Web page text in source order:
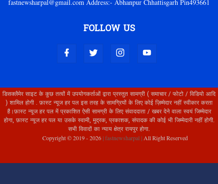
fastnewsharpal@gmail.com Address:- Abhanpur Chhattisgarh Pin493661
FOLLOW US
डिसक्लैमेर साइट के कुछ तत्वों में उपयोगकर्ताओं द्वारा प्रस्तुत सामग्री ( समाचार / फोटो / विडियो आदि
) शामिल होगी . फ़ास्ट न्यूज हर पल इस तरह के सामग्रियों के लिए कोई ज़िम्मेदार नहीं स्वीकार करता
है।फ़ास्ट न्यूज हर पल में प्रकाशित ऐसी सामग्री के लिए संवाददाता / खबर देने वाला स्वयं जिम्मेदार
होगा, फ़ास्ट न्यूज हर पल या उसके स्वामी, मुद्रक, प्रकाशक, संपादक की कोई भी जिम्मेदारी नहीं होगी.
सभी विवादों का न्याय क्षेत्र रायपुर होगा.
Copyright © 2019 -2026| fastnewsharpal |All Right Reserved